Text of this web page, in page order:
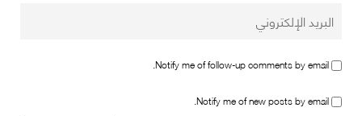
Notify me of follow-up comments by email.
Notify me of new posts by email.